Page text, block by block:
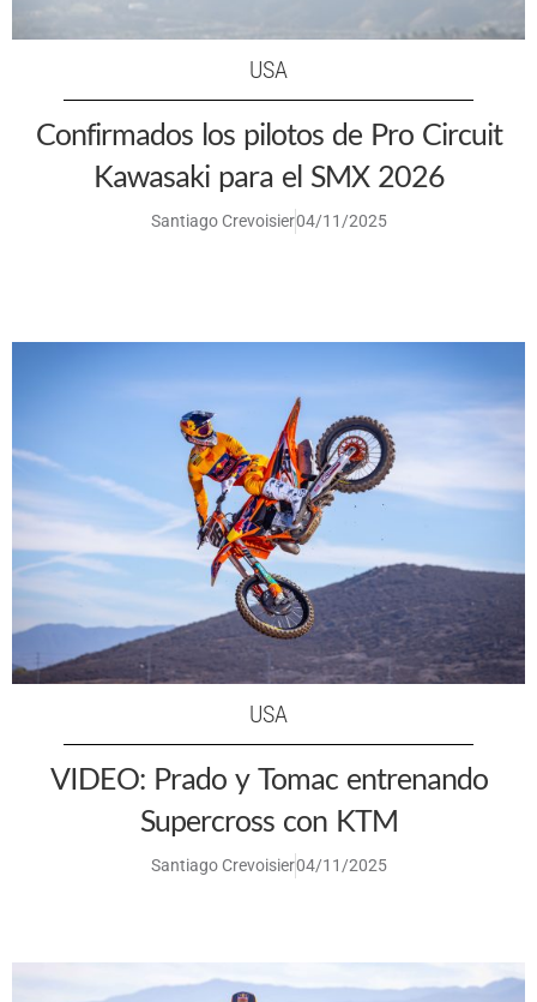
USA
Confirmados los pilotos de Pro Circuit
Kawasaki para el SMX 2026
Santiago Crevoisier04/11/2025
USA
VIDEO: Prado y Tomac entrenando
Supercross con KTM
Santiago Crevoisier04/11/2025